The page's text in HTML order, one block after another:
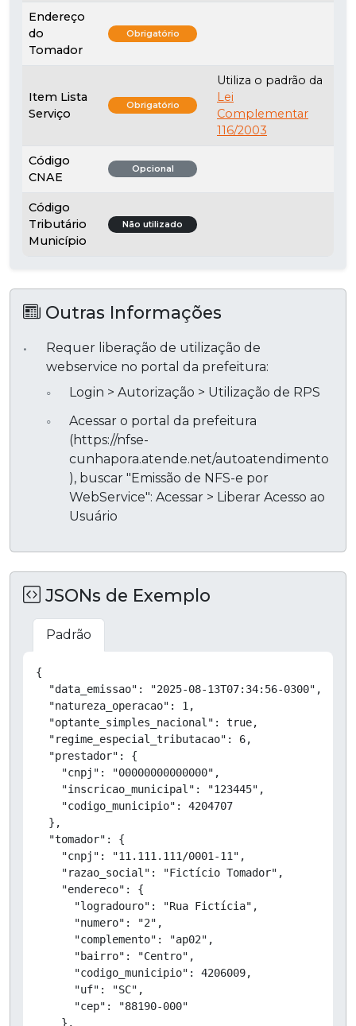
Endereço
do
Tomador
Obrigatório
Item Lista
Serviço
Obrigatório
Utiliza o padrão da
Lei
Complementar
116/2003
Código
CNAE
Opcional
Código
Tributário
Município
Não utilizado
Outras Informações
Requer liberação de utilização de
webservice no portal da prefeitura:
Login > Autorização > Utilização de RPS
Acessar o portal da prefeitura
(https://nfse-
cunhapora.atende.net/autoatendimento
), buscar "Emissão de NFS-e por
WebService": Acessar > Liberar Acesso ao
Usuário
JSONs de Exemplo
Padrão
{
  "data_emissao": "2025-08-13T07:34:56-0300",
  "natureza_operacao": 1,
  "optante_simples_nacional": true,
  "regime_especial_tributacao": 6,
  "prestador": {
    "cnpj": "00000000000000",
    "inscricao_municipal": "123445",
    "codigo_municipio": 4204707
  },
  "tomador": {
    "cnpj": "11.111.111/0001-11",
    "razao_social": "Fictício Tomador",
    "endereco": {
      "logradouro": "Rua Fictícia",
      "numero": "2",
      "complemento": "ap02",
      "bairro": "Centro",
      "codigo_municipio": 4206009,
      "uf": "SC",
      "cep": "88190-000"
    },